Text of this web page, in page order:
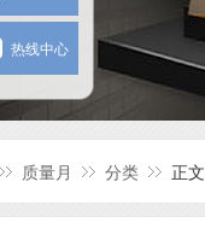
热线中心
质量月 分类 正文